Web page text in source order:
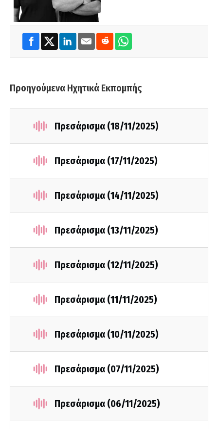
Προηγούμενα Ηχητικά Εκπομπής
Πρεσάρισμα (18/11/2025)
Πρεσάρισμα (17/11/2025)
Πρεσάρισμα (14/11/2025)
Πρεσάρισμα (13/11/2025)
Πρεσάρισμα (12/11/2025)
Πρεσάρισμα (11/11/2025)
Πρεσάρισμα (10/11/2025)
Πρεσάρισμα (07/11/2025)
Πρεσάρισμα (06/11/2025)